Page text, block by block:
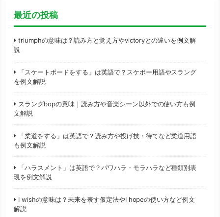
最近の投稿
triumphの意味は？読み方と覚え方やvictoryとの違いを例文解
説
「スケートボードをする」は英語で？スケボー用語やスラング
を例文解説
スラングbopの意味｜読み方や音楽シーン以外での使い方も例
文解説
「柔道をする」は英語で？読み方や投げ技・待てなど柔道用語
も例文解説
「ハラスメント」は英語で？パワハラ・モラハラなど種類別表
現を例文解説
I wishの意味は？未来を表す仮定法やI hopeの使い方など例文
解説